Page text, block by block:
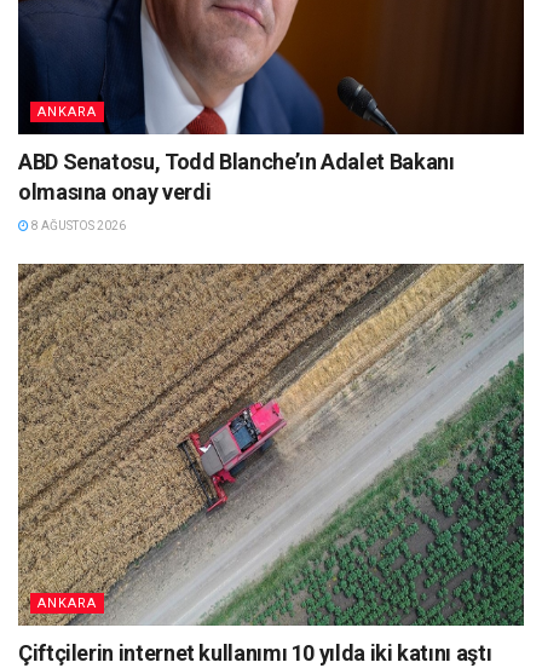
ANKARA
ABD Senatosu, Todd Blanche’ın Adalet Bakanı
olmasına onay verdi
8 AĞUSTOS 2026
ANKARA
Çiftçilerin internet kullanımı 10 yılda iki katını aştı